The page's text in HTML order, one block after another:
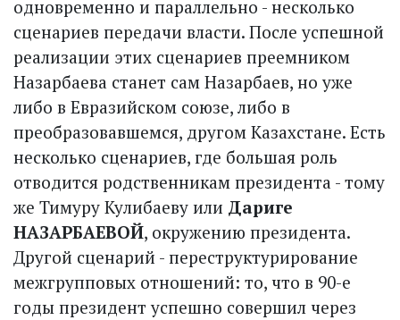
одновременно и параллельно - несколько
сценариев передачи власти. После успешной
реализации этих сценариев преемником
Назарбаева станет сам Назарбаев, но уже
либо в Евразийском союзе, либо в
преобразовавшемся, другом Казахстане. Есть
несколько сценариев, где большая роль
отводится родственникам президента - тому
же Тимуру Кулибаеву или Дариге
НАЗАРБАЕВОЙ, окружению президента.
Другой сценарий - переструктурирование
межгрупповых отношений: то, что в 90-е
годы президент успешно совершил через